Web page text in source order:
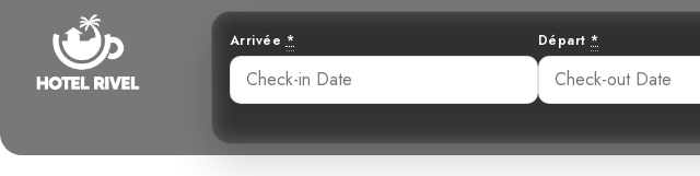
Arrivée * Départ *